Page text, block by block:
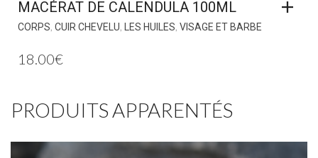
MACÉRAT DE CALENDULA 100ML
CORPS, CUIR CHEVELU, LES HUILES, VISAGE ET BARBE
18.00€
PRODUITS APPARENTÉS